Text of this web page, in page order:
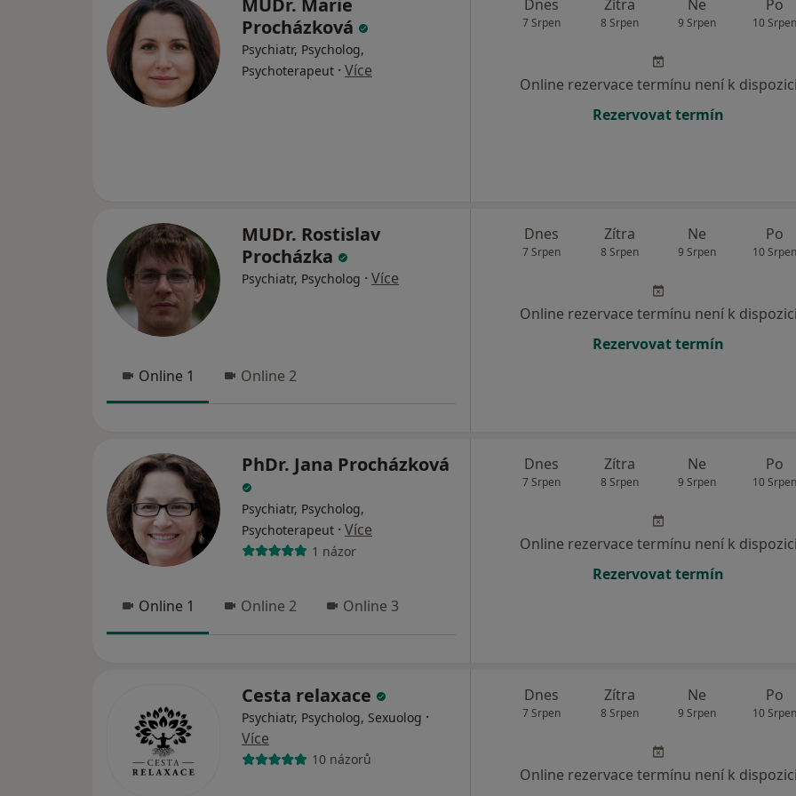
MUDr. Marie
Procházková
Psychiatr, Psycholog,
Psychoterapeut · Více
Dnes
7 Srpen
Zítra
8 Srpen
Ne
9 Srpen
Po
10
Online rezervace termínu není k
Rezervovat termín
MUDr. Rostislav
Procházka
Psychiatr, Psycholog · Více
Online 1 Online 2
Dnes
7 Srpen
Zítra
8 Srpen
Ne
9 Srpen
Po
10
Online rezervace termínu není k
Rezervovat termín
PhDr. Jana Procházková
Psychiatr, Psycholog,
Psychoterapeut · Více
1 názor
Online 1 Online 2 Online 3
Dnes
7 Srpen
Zítra
8 Srpen
Ne
9 Srpen
Po
10
Online rezervace termínu není k
Rezervovat termín
Cesta relaxace
Psychiatr, Psycholog, Sexuolog ·
Více
10 názorů
Dnes
7 Srpen
Zítra
8 Srpen
Ne
9 Srpen
Po
10
Online rezervace termínu není k